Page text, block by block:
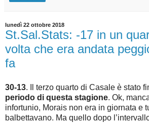
lunedì 22 ottobre 2018
St.Sal.Stats: -17 in un
volta che era andata
fa
30-13. Il terzo quarto di Casale è stato
periodo di questa stagione. Ok,
infortunio, Morais non era in giornata e
balbettavano. Ma quello dopo